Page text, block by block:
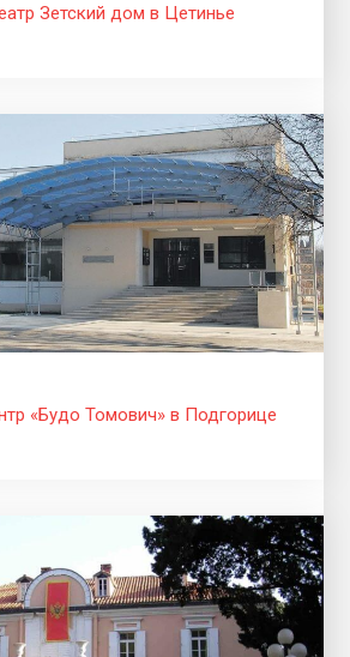
Зетский дом в Цетинье
«Будо Томович» в Подгорице